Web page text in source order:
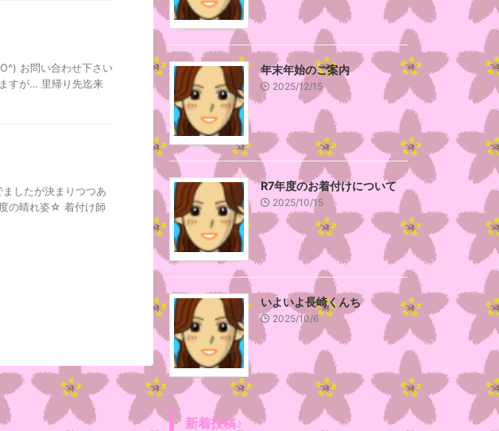
お問い合わせ下さい
すが… 里帰り先迄来
したが決まりつつあ
の晴れ姿☆ 着付け師
年末年始のご案内
2025/12/15
R7年度のお着付けについて
2025/10/15
いよいよ長崎くんち
2025/10/6
新着投稿♪